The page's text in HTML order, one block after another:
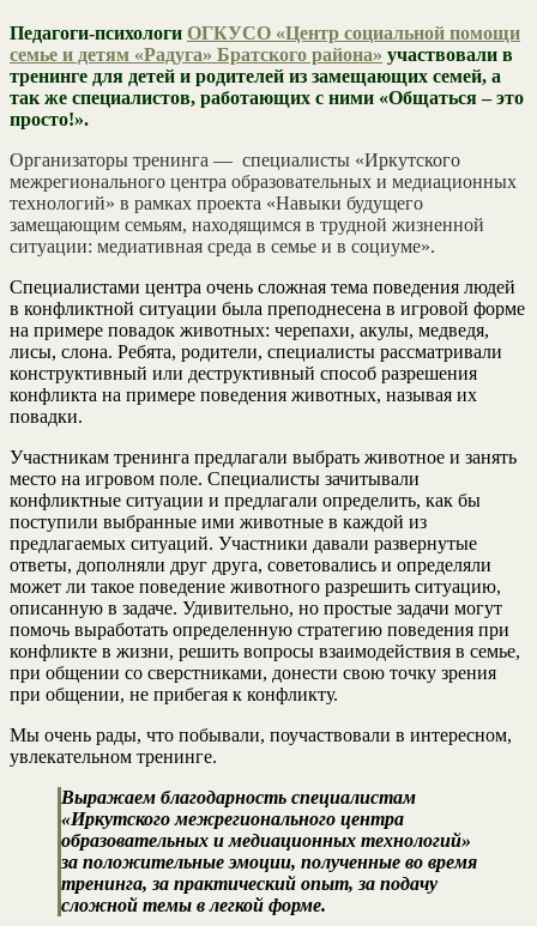
Педагоги-психологи ОГКУСО «Центр социальной помощи
семье и детям «Радуга» Братского района» участвовали в
тренинге для детей и родителей из замещающих семей, а
так же специалистов, работающих с ними «Общаться – это
просто!».
Организаторы тренинга — специалисты «Иркутского
межрегионального центра образовательных и медиационных
технологий» в рамках проекта «Навыки будущего
замещающим семьям, находящимся в трудной жизненной
ситуации: медиативная среда в семье и в социуме».
Специалистами центра очень сложная тема поведения людей
в конфликтной ситуации была преподнесена в игровой форме
на примере повадок животных: черепахи, акулы, медведя,
лисы, слона. Ребята, родители, специалисты рассматривали
конструктивный или деструктивный способ разрешения
конфликта на примере поведения животных, называя их
повадки.
Участникам тренинга предлагали выбрать животное и занять
место на игровом поле. Специалисты зачитывали
конфликтные ситуации и предлагали определить, как бы
поступили выбранные ими животные в каждой из
предлагаемых ситуаций. Участники давали развернутые
ответы, дополняли друг друга, советовались и определяли
может ли такое поведение животного разрешить ситуацию,
описанную в задаче. Удивительно, но простые задачи могут
помочь выработать определенную стратегию поведения при
конфликте в жизни, решить вопросы взаимодействия в семье,
при общении со сверстниками, донести свою точку зрения
при общении, не прибегая к конфликту.
Мы очень рады, что побывали, поучаствовали в интересном,
увлекательном тренинге.
Выражаем благодарность специалистам
«Иркутского межрегионального центра
образовательных и медиационных технологий»
за положительные эмоции, полученные во время
тренинга, за практический опыт, за подачу
сложной темы в легкой форме.